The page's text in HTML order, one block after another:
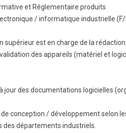
BTS
et Réglementaire produits
/ informatique industrielle
supérieur est en charge de la
des appareils (matériel et
jour des documentations logicielles
conception / développement selon
des départements industriels.